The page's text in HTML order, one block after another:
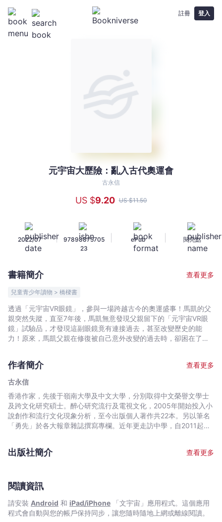
註冊 登入
代
奧
會
-
古
信
文
宇
宙
｜
元宇宙大歷險：亂入古代奧運會
古永信
US $9.20 US $11.50
2022/07 |
97898875705
23
ePub 閱亮點
書籍簡介 查看更多
兒童青少年讀物 > 橋樑書
透過「元宇宙VR眼鏡」，參與一場跨越古今的奧運盛事！馬凱的父
親突然失蹤，直至7年後，馬凱無意發現父親留下的「元宇宙VR眼
鏡」試驗品，才發現這副眼鏡竟有連接過去，甚至改變歷史的能
力！原來，馬凱父親在修復被自己意外改變的過去時，卻困在了西
——雅典與斯巴達——的拚命較勁之中，為了制止一場不應存在的
戰爭，馬凱毅然踏上奧運會賽場，與古代選手們一決高下！
作者簡介
查看更多
古永信
香港作家，先後于嶺南大學及中文大學，分別取得中文榮譽文學士
及跨文化研究碩士。醉心研究流行及電視文化，2005年開始投入小
說創作和流行文化現象分析，至今出版個人著作共22本。另以筆名
「勇先」於各大報章雜誌撰寫專欄。近年更走訪中學，自2011起成
出版社簡介 查看更多
閱讀資訊
請安裝 Android 和 iPad/iPhone 「文宇宙」應用程式。這個應用
程式會自動與您的帳戶保持同步，讓您隨時隨地上網或離線閱讀。